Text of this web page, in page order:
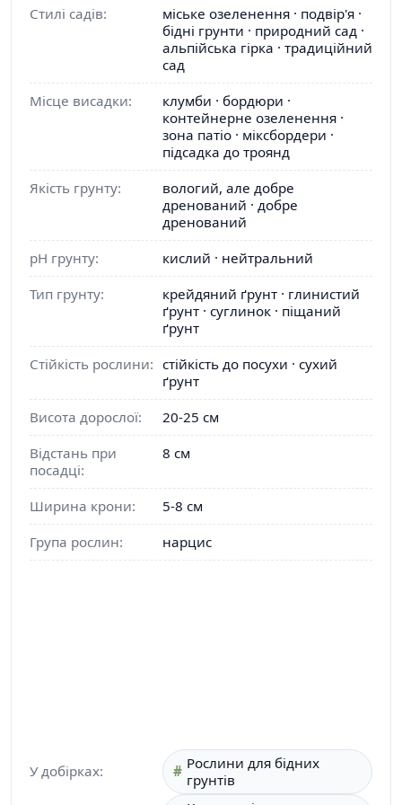
Стилі садів:
міське озеленення · подвір'я ·
бідні грунти · природний сад ·
альпійська гірка · традиційний
сад
Місце висадки:
клумби · бордюри ·
контейнерне озеленення ·
зона патіо · міксбордери ·
підсадка до троянд
Якість грунту:
вологий, але добре
дренований · добре
дренований
pH грунту:
кислий · нейтральний
Тип грунту:
крейдяний ґрунт · глинистий
ґрунт · суглинок · піщаний
ґрунт
Стійкість рослини: стійкість до посухи · сухий
ґрунт
Висота дорослої:
20-25 см
Відстань при
посадці:
8 см
Ширина крони:
5-8 см
Група рослин:
нарцис
У добірках:
Рослини для бідних
грунтів